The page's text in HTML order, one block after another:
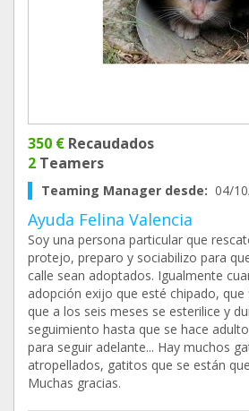
350 € Recaudados
2 Teamers
Teaming Manager desde: 04/
Ayuda Felina Valencia
Soy una persona particular que
protejo, preparo y sociabilizo para
calle sean adoptados. Igualmente
adopción exijo que esté chipado,
que a los seis meses se esterilice y
seguimiento hasta que se hace
para seguir adelante... Hay muchos
atropellados, gatitos que se están
Muchas gracias.